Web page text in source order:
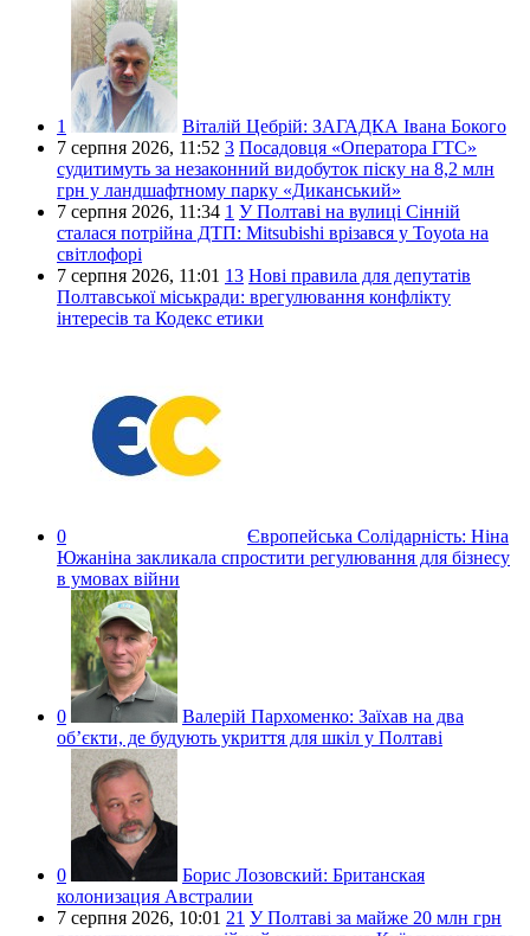
1 Віталій Цебрій: ЗАГАДКА Івана Бокого
7 серпня 2026, 11:52 3 Посадовця «Оператора ГТС»
судитимуть за незаконний видобуток піску на 8,2 млн
грн у ландшафтному парку «Диканський»
7 серпня 2026, 11:34 1 У Полтаві на вулиці Сінній
сталася потрійна ДТП: Mitsubishi врізався у Toyota на
світлофорі
7 серпня 2026, 11:01 13 Нові правила для депутатів
Полтавської міськради: врегулювання конфлікту
інтересів та Кодекс етики
0 Європейська Солідарність: Ніна
Южаніна закликала спростити регулювання для бізнесу
в умовах війни
0 Валерій Пархоменко: Заїхав на два
об’єкти, де будують укриття для шкіл у Полтаві
0 Борис Лозовский: Британская
колонизация Австралии
7 серпня 2026, 10:01 21 У Полтаві за майже 20 млн грн